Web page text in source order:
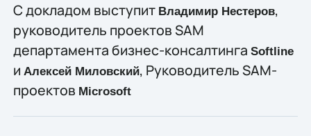
С докладом выступит Владимир Нестеров,
руководитель проектов SAM
департамента бизнес-консалтинга Softline
и Алексей Миловский, Руководитель SAM-
проектов Microsoft